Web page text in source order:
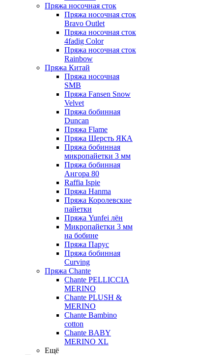
Пряжа носочная сток
Пряжа носочная сток
Bravo Outlet
Пряжа носочная сток
4fadig Color
Пряжа носочная сток
Rainbow
Пряжа Китай
Пряжа носочная
SMB
Пряжа Fansen Snow
Velvet
Пряжа бобинная
Duncan
Пряжа Flame
Пряжа Шерсть ЯКА
Пряжа бобинная
микропайетки 3 мм
Пряжа бобинная
Ангора 80
Raffia Ispie
Пряжа Hanma
Пряжа Королевские
пайетки
Пряжа Yunfei лён
Микропайетки 3 мм
на бобине
Пряжа Парус
Пряжа бобинная
Curving
Пряжа Chante
Chante PELLICCIA
MERINO
Chante PLUSH &
MERINO
Chante Bambino
cotton
Chante BABY
MERINO XL
Ещё